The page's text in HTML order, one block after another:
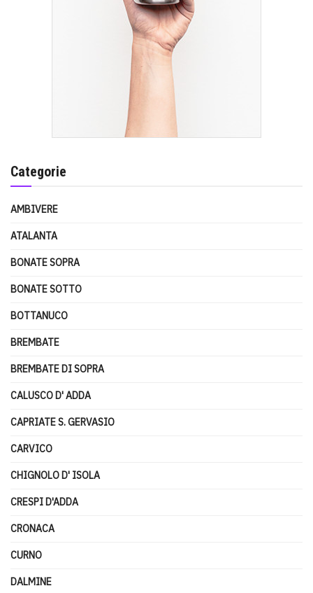
Categorie
AMBIVERE
ATALANTA
BONATE SOPRA
BONATE SOTTO
BOTTANUCO
BREMBATE
BREMBATE DI SOPRA
CALUSCO D' ADDA
CAPRIATE S. GERVASIO
CARVICO
CHIGNOLO D' ISOLA
CRESPI D'ADDA
CRONACA
CURNO
DALMINE